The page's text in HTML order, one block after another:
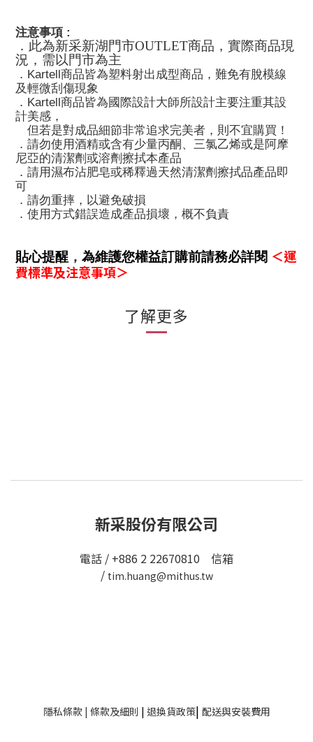
注意事項 :
．此為新采新湖門市OUTLET商品 ， 實際商品現
況，需以門市為主
．Kartell商品皆為塑料射出成型商品，難免有脫模線
及輕微刮傷現象
．Kartell商品皆為國際設計大師所設計主要注重其設
計美感，
但若是對成品細節非常追求完美者，則不宜購買！
．請勿使用酒精或含有少量丙酮、三氯乙烯或是阿摩
尼亞的清潔劑或溶劑擦拭本產品
．請用濕布沾肥皂或稀釋過天然清潔劑擦拭品產品即
可
．請勿重摔，以避免破損
．使用方式錯誤造成產品損壞，概不負責
貼心提醒 ， 為維護您權益訂購前請務必詳閱 ＜運
費標準及注意事項＞
了解更多
新采股份有限公司
電話 / +886 2 22670810 信箱
/ tim.huang@mithus.tw
隱私條款| 條款及細則 | 退換貨政策| 配送與安裝費用